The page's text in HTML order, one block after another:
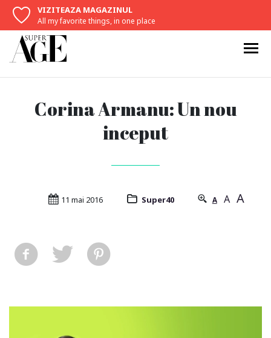
VIZITEAZA MAGAZINUL
All my favorite things, in one place
Corina Armanu: Un nou
inceput
11 mai 2016 Super40 A A A